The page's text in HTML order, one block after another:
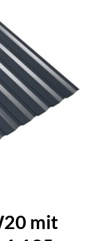
mit